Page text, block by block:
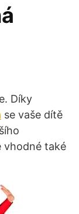
Díky
se vaše dítě
vhodné také